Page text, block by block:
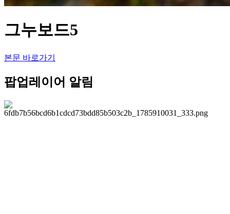
그누보드5
본문 바로가기
팝업레이어 알림